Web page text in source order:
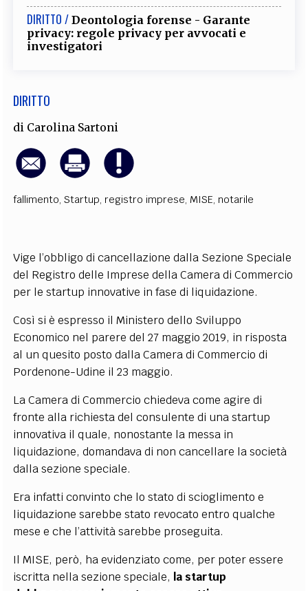
DIRITTO / Deontologia forense - Garante
privacy: regole privacy per avvocati e
investigatori
DIRITTO
di Carolina Sartoni
fallimento,Startup, registro imprese, MISE, notarile
Vige l’obbligo di cancellazione dalla Sezione Speciale
del Registro delle Imprese della Camera di Commercio
per le startup innovative in fase di liquidazione.
Così si è espresso il Ministero dello Sviluppo
Economico nel parere del 27 maggio 2019, in risposta
al un quesito posto dalla Camera di Commercio di
Pordenone-Udine il 23 maggio.
La Camera di Commercio chiedeva come agire di
fronte alla richiesta del consulente di una startup
innovativa il quale, nonostante la messa in
liquidazione, domandava di non cancellare la società
dalla sezione speciale.
Era infatti convinto che lo stato di scioglimento e
liquidazione sarebbe stato revocato entro qualche
mese e che l’attività sarebbe proseguita.
Il MISE, però, ha evidenziato come, per poter essere
iscritta nella sezione speciale, la startup